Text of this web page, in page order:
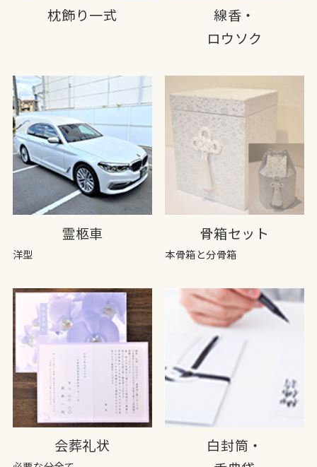
枕飾り一式
線香・
ロウソク
霊柩車
洋型
骨箱セット
本骨箱と分骨箱
会葬礼状
白封筒・